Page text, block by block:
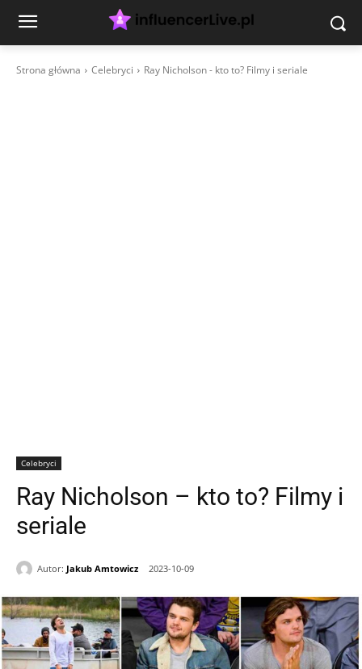
Strona główna Celebryci Ray Nicholson - kto to? Filmy i seriale
Celebryci
Ray Nicholson – kto to? Filmy i
seriale
Autor: Jakub Amtowicz 2023-10-09